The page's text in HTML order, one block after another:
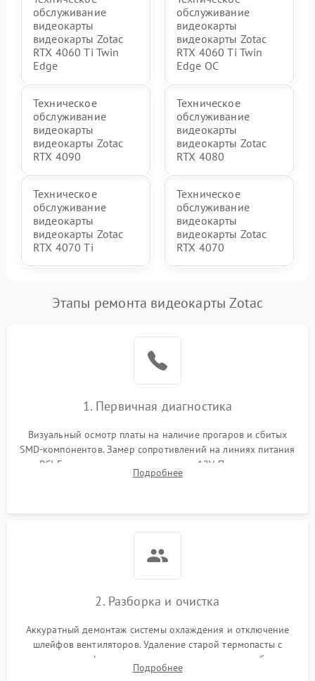
обслуживание
видеокарты
видеокарты Zotac
RTX 4060 Ti Twin
Edge
обслуживание
видеокарты
видеокарты Zotac
RTX 4060 Ti Twin
Edge OC
Техническое
обслуживание
видеокарты
видеокарты Zotac
RTX 4090
Техническое
обслуживание
видеокарты
видеокарты Zotac
RTX 4080
Техническое
обслуживание
видеокарты
видеокарты Zotac
RTX 4070 Ti
Техническое
обслуживание
видеокарты
видеокарты Zotac
RTX 4070
Этапы ремонта видеокарты Zotac
1. Первичная диагностика
Визуальный осмотр платы на наличие прогаров и сбитых
SMD-компонентов. Замер сопротивлений на линиях питания
PCI-E и дополнительных разъемах 12V. Проверка на
короткое замыкание основных дросселей питания GPU и
Подробнее
2. Разборка и очистка
Аккуратный демонтаж системы охлаждения и отключение
шлейфов вентиляторов. Удаление старой термопасты с
кристалла графического чипа и термопрокладок с банок
памяти и зоны VRM. Очистка платы от пыли и окислов.
Подробнее